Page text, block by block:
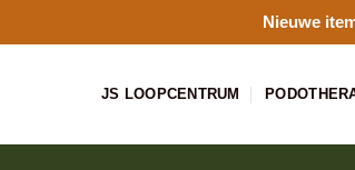
Nieuwe
JS LOOPCENTRUM